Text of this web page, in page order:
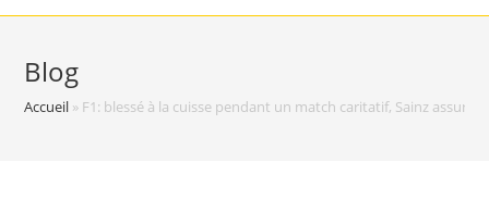
Blog
Accueil » F1: blessé à la cuisse pendant un match caritatif, Sainz assure